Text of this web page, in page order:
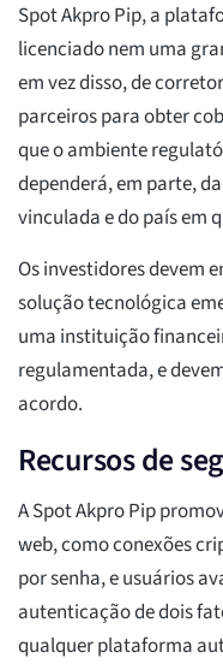
Spot Akpro Pip, a
licenciado nem uma
em vez disso, de
parceiros para obter
que o ambiente
dependerá, em parte,
vinculada e do país em
Os investidores devem
solução tecnológica
uma instituição
regulamentada, e
acordo.
Recursos de
A Spot Akpro Pip
web, como conexões
por senha, e usuários
autenticação de dois
qualquer plataforma